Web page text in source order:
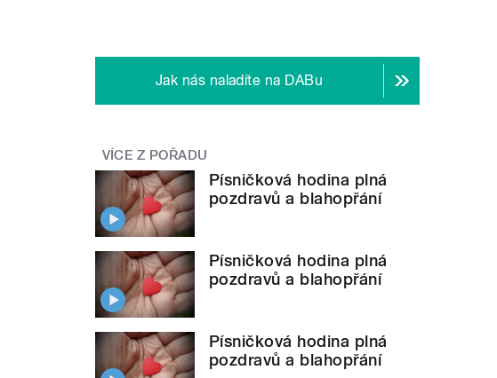
Jak nás naladíte na DABu
VÍCE Z POŘADU
Písničková hodina plná
pozdravů a blahopřání
Písničková hodina plná
pozdravů a blahopřání
Písničková hodina plná
pozdravů a blahopřání